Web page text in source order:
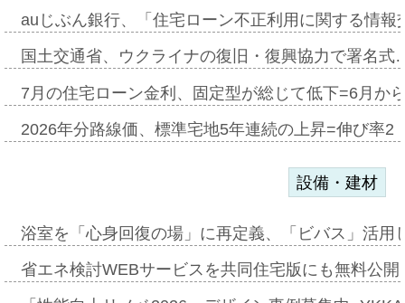
auじぶん銀行、「住宅ローン不正利用に関する情
国土交通省、ウクライナの復旧・復興協力で署名
7月の住宅ローン金利、固定型が総じて低下=6月か
2026年分路線価、標準宅地5年連続の上昇=伸び率
設備・建材
浴室を「心身回復の場」に再定義、「ビバス」活
省エネ検討WEBサービスを共同住宅版にも無料公